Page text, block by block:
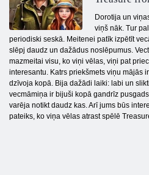
Dorotija un
viņš nāk. Tur
periodiski seskā. Meitenei patīk izpētīt
slēpj daudz un dažādus noslēpumus.
mazmeitai visu, ko viņi vēlas, viņi pat
interesantu. Katrs priekšmets viņu mājās
dzīvoja kopā. Bija dažādi laiki: labi un
vecmāmiņa ir bijuši kopā gandrīz
varēja notikt daudz kas. Arī jums būs
pateiks, ko viņa vēlas atrast spēlē